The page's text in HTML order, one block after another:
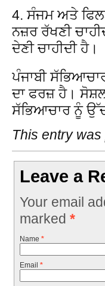
4. ਸੰਜਮ ਅਤੇ
ਨਜ਼ਰ ਰੱਖਣੀ
ਦੇਣੀ ਚਾਹੀਦੀ ਹੈ।
ਪੰਜਾਬੀ
ਦਾ ਫਰਜ਼ ਹੈ।
ਸੱਭਿਆਚਾਰ ਨੂੰ
This entry
Leave a
Your email
marked *
Name *
Email *